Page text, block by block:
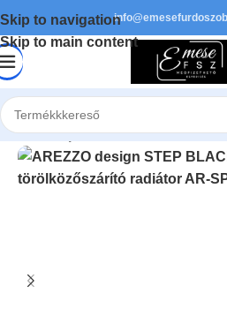
Skip to navigation
Skip to main content
Kezdőlap/Szaniter/